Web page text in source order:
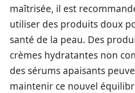
maîtrisée, il est
utiliser des produits doux
santé de la peau. Des
crèmes hydratantes non
des sérums apaisants
maintenir ce nouvel